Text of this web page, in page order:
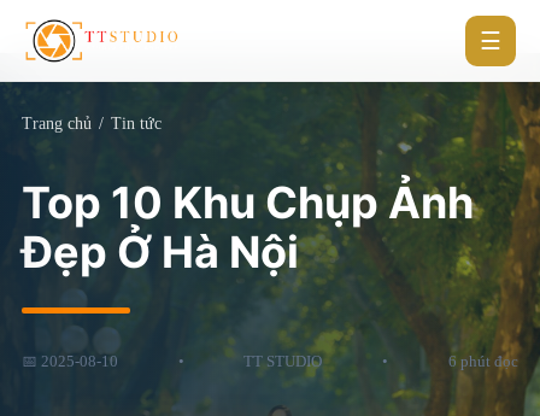
☰
Trang chủ / Tin tức
Top 10 Khu Chụp Ảnh
Đẹp Ở Hà Nội
📅 2025-08-10 • TT STUDIO • 6 phút đọc